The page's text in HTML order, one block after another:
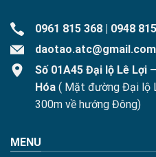
0961 815 368 | 0948
daotao.atc@gmail.com
Số 01A45 Đại lộ Lê Lợi
Hóa ( Mặt đường Đại lộ
300m về hướng Đông)
MENU